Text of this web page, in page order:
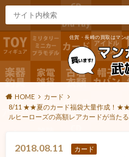
佐賀・長崎の買取はマン
HOME
カード
8/11 ★★夏のカード福袋大量作成！★★
ルヒーローズの高額レアカードが当た
2018.08.11 カード